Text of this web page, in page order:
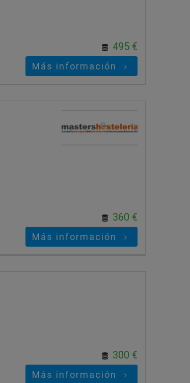
495 €
Más información
360 €
Más información
300 €
Más información